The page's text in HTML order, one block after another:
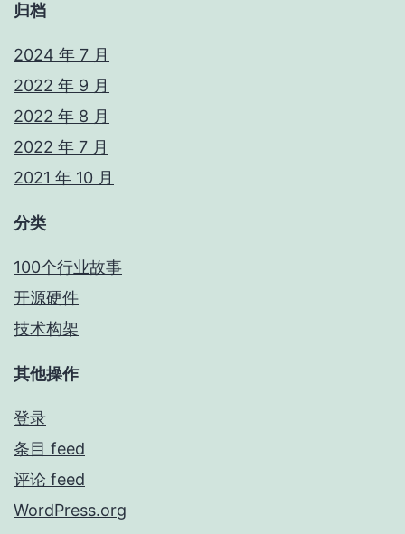
归档
2024 年 7 月
2022 年 9 月
2022 年 8 月
2022 年 7 月
2021 年 10 月
分类
100个行业故事
开源硬件
技术构架
其他操作
登录
条目 feed
评论 feed
WordPress.org